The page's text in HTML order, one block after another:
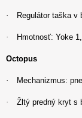
· Regulátor taška v
· Hmotnosť: Yoke
Octopus
· Mechanizmus:
· Žltý predný kryt s